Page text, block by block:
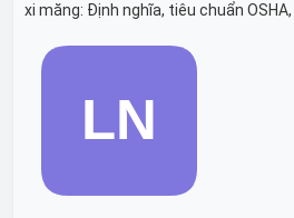
xi măng: Định nghĩa, tiêu chuẩn
nghiền an toàn.